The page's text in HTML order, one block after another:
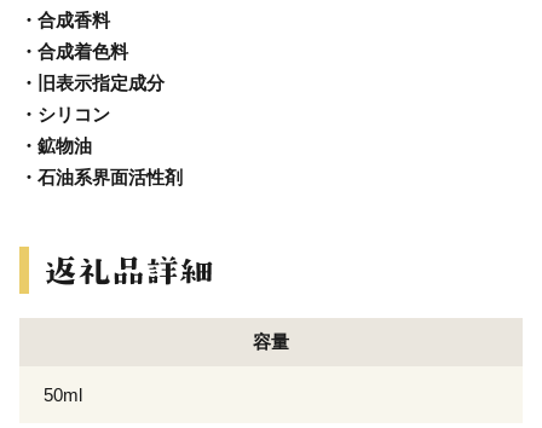
・合成香料
・合成着色料
・旧表示指定成分
・シリコン
・鉱物油
・石油系界面活性剤
容量
50ml